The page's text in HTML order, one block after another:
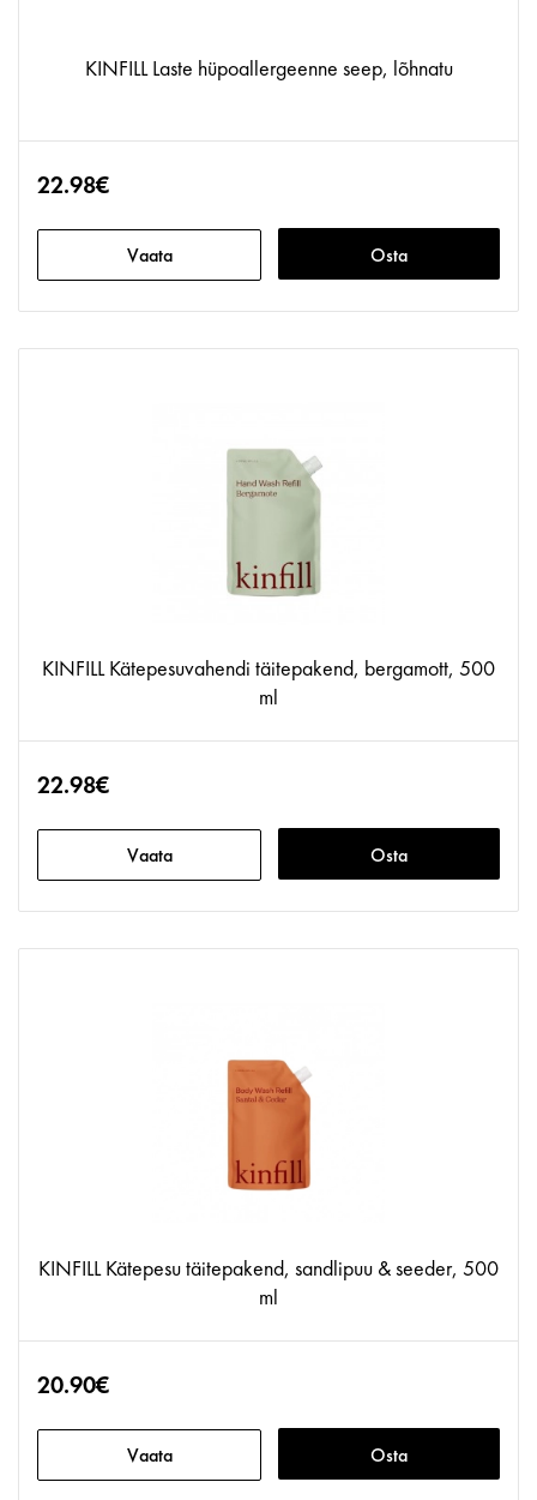
KINFILL Laste hüpoallergeenne seep, lõhnatu
22.98€
Vaata Osta
KINFILL Kätepesuvahendi täitepakend, bergamott, 500
ml
22.98€
Vaata Osta
KINFILL Kätepesu täitepakend, sandlipuu & seeder, 500
ml
20.90€
Vaata Osta